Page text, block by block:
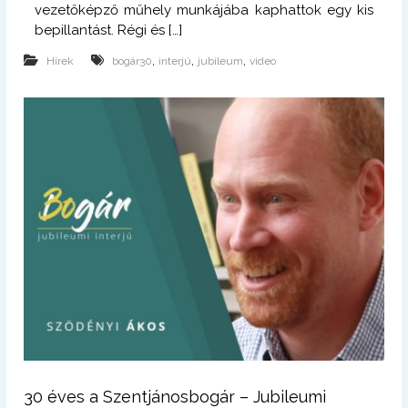
vezetőképző műhely munkájába kaphattok egy kis
bepillantást. Régi és […]
Hírek bogár30, interjú, jubileum,video
30 éves a Szentjánosbogár – Jubileumi